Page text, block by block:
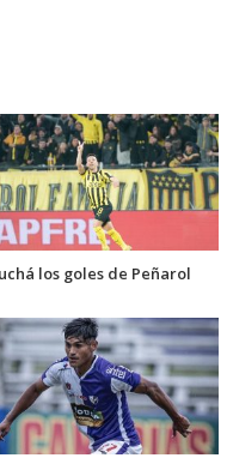
los goles de Peñarol